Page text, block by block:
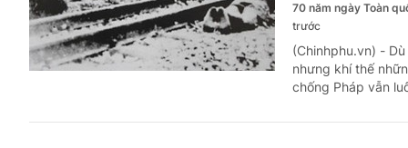
70 năm ngày Toàn
trước
(Chinhphu.vn) -
nhưng khí thế
chống Pháp vẫn